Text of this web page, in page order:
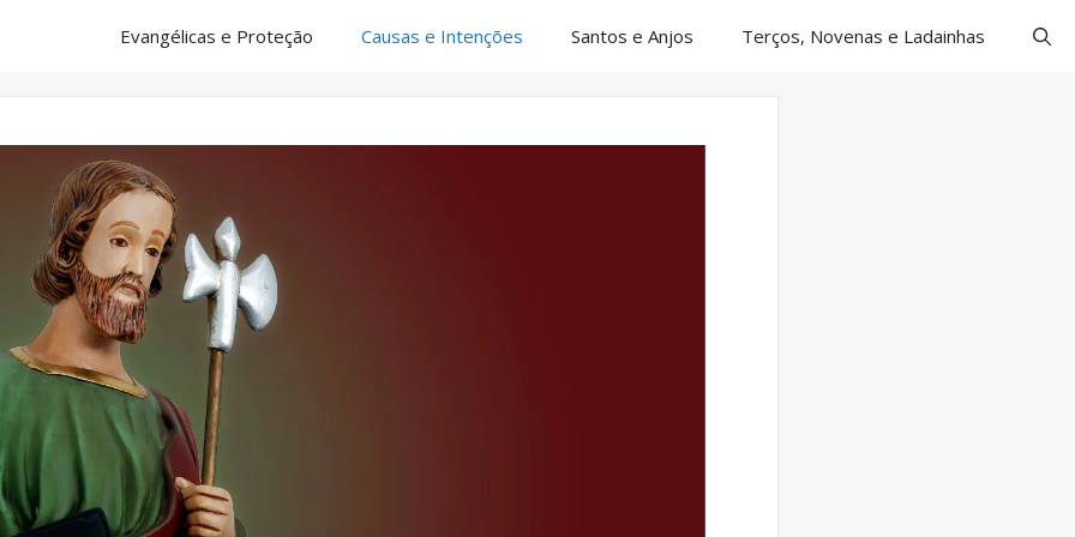
Evangélicas e Proteção Causas e Intenções Santos e Anjos Terços, Novenas e Ladainhas